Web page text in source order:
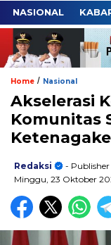
NASIONAL
Home / Nasional
Akselerasi
Komunitas
Redaksi
- Publisher
Minggu, 23 Oktober